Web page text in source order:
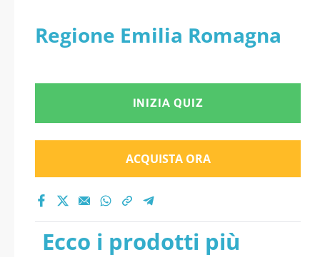
Regione Emilia Romagna
INIZIA QUIZ
ACQUISTA ORA
Ecco i prodotti più